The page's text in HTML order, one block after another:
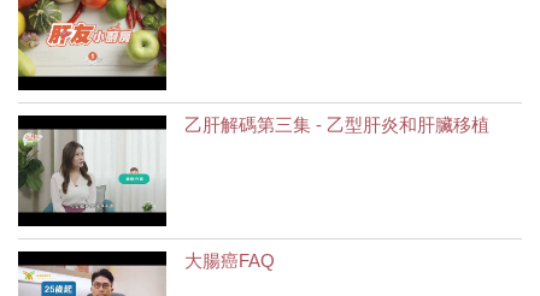
乙肝解碼第三集 - 乙型肝炎和肝臟移植
大腸癌FAQ